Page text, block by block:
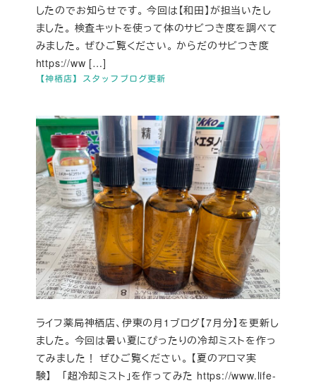
【神栖店】スタッフブログ更新
したのでお知らせです。 今回は【和田】が担当いたし
ました。 検査キットを使って体のサビつき度を調べて
みました。 ぜひご覧ください。 からだのサビつき度
https://ww […]
ライフ薬局神栖店、伊東の月1ブログ【7月分】を更新し
ました。 今回は暑い夏にぴったりの冷却ミストを作っ
てみました！ ぜひご覧ください。 【夏のアロマ実
験】 「超冷却ミスト」を作ってみた https://www.life-